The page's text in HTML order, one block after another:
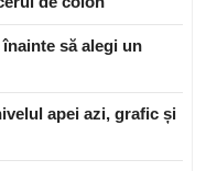
să alegi un
apei azi, grafic și